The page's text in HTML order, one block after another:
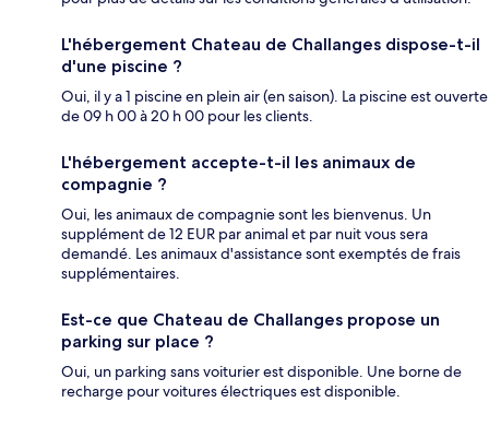
L'hébergement Chateau de Challanges dispose-t-il
d'une piscine ?
Oui, il y a 1 piscine en plein air (en saison). La piscine est ouverte
de 09 h 00 à 20 h 00 pour les clients.
L'hébergement accepte-t-il les animaux de
compagnie ?
Oui, les animaux de compagnie sont les bienvenus. Un
supplément de 12 EUR par animal et par nuit vous sera
demandé. Les animaux d'assistance sont exemptés de frais
supplémentaires.
Est-ce que Chateau de Challanges propose un
parking sur place ?
Oui, un parking sans voiturier est disponible. Une borne de
recharge pour voitures électriques est disponible.